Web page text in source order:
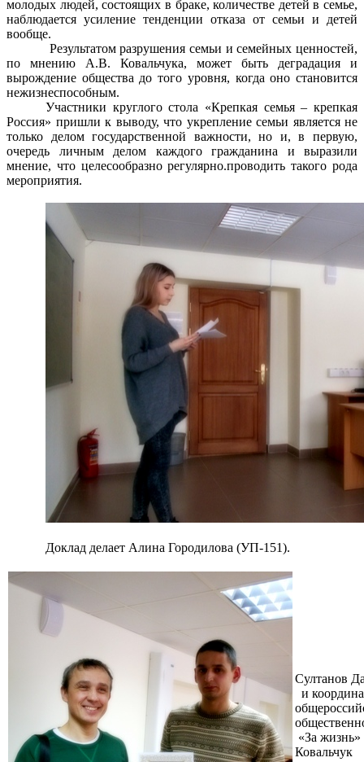
молодых людей, состоящих в браке, количестве детей в семье,
наблюдается усиление тенденции отказа от семьи и детей
вообще.
Результатом разрушения семьи и семейных ценностей,
по мнению А.В. Ковальчука, может быть деградация и
вырождение общества до того уровня, когда оно становится
нежизнеспособным.
Участники круглого стола «Крепкая семья – крепкая
Россия» пришли к выводу, что укрепление семьи является не
только делом государственной важности, но и, в первую,
очередь личным делом каждого гражданина и выразили
мнение, что целесообразно регулярно.проводить такого рода
мероприятия.
Доклад делает Алина Городилова (УП-151).
Султанов
и
«За
Ковальчук